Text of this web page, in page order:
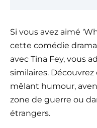
Si vous avez aimé
cette comédie
avec Tina Fey, vous
similaires.
mêlant humour,
zone de guerre ou
étrangers.